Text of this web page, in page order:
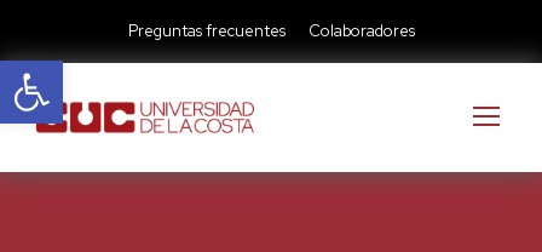
Abrir barra de herramientas
Preguntas frecuentes Colaboradores